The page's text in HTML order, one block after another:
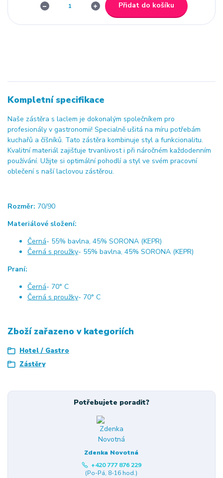
Přidat do košíku
Kompletní specifikace
Naše zástěra s laclem je dokonalým společníkem pro
profesionály v gastronomii! Specialně ušitá na míru potřebám
kuchařů a číšníků. Tato zástěra kombinuje styl a funkcionalitu.
Kvalitní materiál zajišťuje trvanlivost i při náročném každodenním
používání. Užijte si optimální pohodlí a styl ve svém pracovní
oblečení s naší laclovou zástěrou.
Rozměr: 70/90
Materiálové složení:
Černá- 55% bavlna, 45% SORONA (KEPR)
Černá s proužky- 55% bavlna, 45% SORONA (KEPR)
Praní:
Černá- 70° C
Černá s proužky- 70° C
Zboží zařazeno v kategoriích
Hotel / Gastro
Zástěry
Potřebujete poradit?
Zdenka Novotná
+420 777 876 229
(Po-Pá, 8-16 hod.)